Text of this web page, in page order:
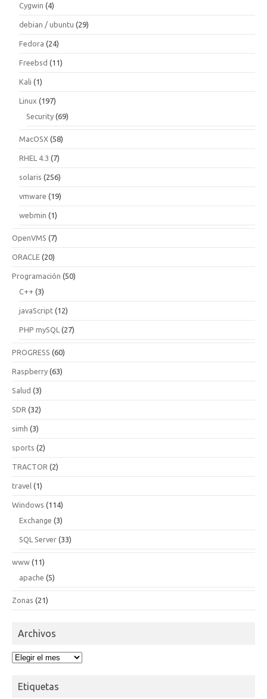
Cygwin (4)
debian / ubuntu (29)
Fedora (24)
Freebsd (11)
Kali (1)
Linux (197)
Security (69)
MacOSX (58)
RHEL 4.3 (7)
solaris (256)
vmware (19)
webmin (1)
OpenVMS (7)
ORACLE (20)
Programación (50)
C++ (3)
javaScript (12)
PHP mySQL (27)
PROGRESS (60)
Raspberry (63)
Salud (3)
SDR (32)
simh (3)
sports (2)
TRACTOR (2)
travel (1)
Windows (114)
Exchange (3)
SQL Server (33)
www (11)
apache (5)
Zonas (21)
Archivos
Archivos
Etiquetas